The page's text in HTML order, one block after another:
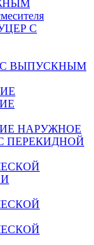
С
С ВЫПУСКНЫМ
НАРУЖНОЕ
ПЕРЕКИДНОЙ